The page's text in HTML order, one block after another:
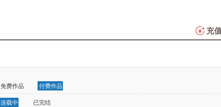
充
免费作品
付费作品
连载中
已完结